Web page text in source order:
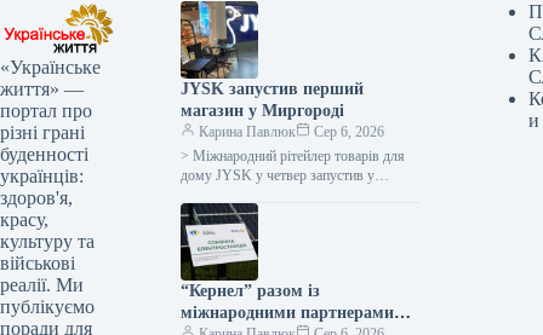
«Українське
життя» —
портал про
різні грані
буденності
українців:
здоров'я,
красу,
культуру та
військові
реалії. Ми
публікуємо
поради для
JYSK запустив перший
магазин у Миргороді
Карина Павлюк
Сер 6, 2026
> Міжнародний рітейлер товарів для
дому JYSK у четвер запустив у
Миргород, що на Полтавщині,…
“Кернел” разом із
міжнародними партнерами
и